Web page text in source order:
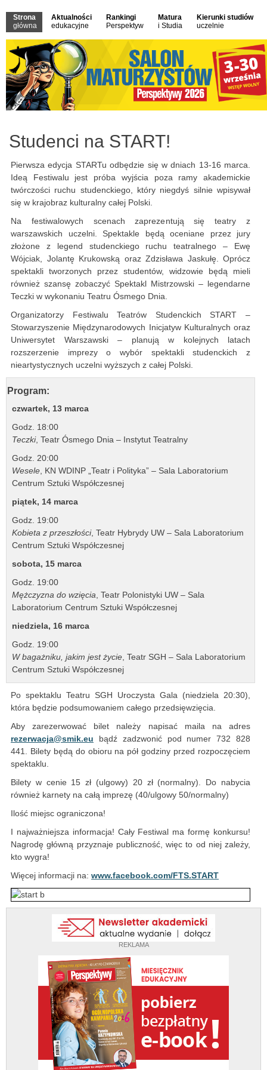
Strona
główna
Aktualności
edukacyjne
Rankingi
Perspektyw
Matura
i Studia
Kierunki studiów
uczelnie
REKLAMA
Studenci na START!
Pierwsza edycja STARTu odbędzie się w dniach 13-16 marca.
Ideą Festiwalu jest próba wyjścia poza ramy akademickie
twórczości ruchu studenckiego, który niegdyś silnie wpisywał
się w krajobraz kulturalny całej Polski.
Na festiwalowych scenach zaprezentują się teatry z
warszawskich uczelni. Spektakle będą oceniane przez jury
złożone z legend studenckiego ruchu teatralnego – Ewę
Wójciak, Jolantę Krukowską oraz Zdzisława Jaskułę. Oprócz
spektakli tworzonych przez studentów, widzowie będą mieli
również szansę zobaczyć Spektakl Mistrzowski – legendarne
Teczki w wykonaniu Teatru Ósmego Dnia.
Organizatorzy Festiwalu Teatrów Studenckich START –
Stowarzyszenie Międzynarodowych Inicjatyw Kulturalnych oraz
Uniwersytet Warszawski – planują w kolejnych latach
rozszerzenie imprezy o wybór spektakli studenckich z
nieartystycznych uczelni wyższych z całej Polski.
Program:
czwartek, 13 marca
Godz. 18:00
Teczki, Teatr Ósmego Dnia – Instytut Teatralny
Godz. 20:00
Wesele, KN WDINP „Teatr i Polityka” – Sala Laboratorium
Centrum Sztuki Współczesnej
piątek, 14 marca
Godz. 19:00
Kobieta z przeszłości, Teatr Hybrydy UW – Sala Laboratorium
Centrum Sztuki Współczesnej
sobota, 15 marca
Godz. 19:00
Mężczyzna do wzięcia, Teatr Polonistyki UW – Sala
Laboratorium Centrum Sztuki Współczesnej
niedziela, 16 marca
Godz. 19:00
W bagażniku, jakim jest życie, Teatr SGH – Sala Laboratorium
Centrum Sztuki Współczesnej
Po spektaklu Teatru SGH Uroczysta Gala (niedziela 20:30),
która będzie podsumowaniem całego przedsięwzięcia.
Aby zarezerwować bilet należy napisać maila na adres
rezerwacja@smik.eu bądź zadzwonić pod numer 732 828
441. Bilety będą do obioru na pół godziny przed rozpoczęciem
spektaklu.
Bilety w cenie 15 zł (ulgowy) 20 zł (normalny). Do nabycia
również karnety na całą imprezę (40/ulgowy 50/normalny)
Ilość miejsc ograniczona!
I najważniejsza informacja! Cały Festiwal ma formę konkursu!
Nagrodę główną przyznaje publiczność, więc to od niej zależy,
kto wygra!
Więcej informacji na: www.facebook.com/FTS.START